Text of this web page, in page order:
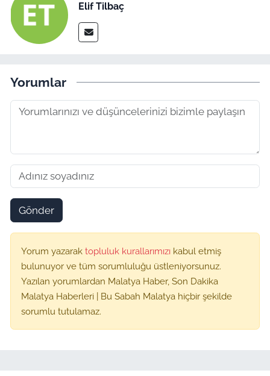
Elif Tilbaç
Yorumlar
Gönder
Yorum yazarak topluluk kurallarımızı kabul etmiş
bulunuyor ve tüm sorumluluğu üstleniyorsunuz.
Yazılan yorumlardan Malatya Haber, Son Dakika
Malatya Haberleri | Bu Sabah Malatya hiçbir şekilde
sorumlu tutulamaz.